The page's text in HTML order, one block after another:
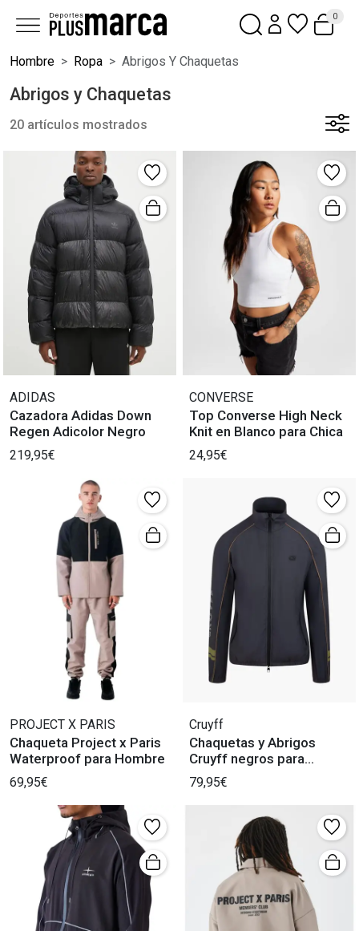
0
Hombre Ropa Abrigos Y Chaquetas
Abrigos y Chaquetas
20 artículos mostrados
ADIDAS
Cazadora Adidas Down
Regen Adicolor Negro
219,95€
CONVERSE
Top Converse High Neck
Knit en Blanco para Chica
24,95€
PROJECT X PARIS
Chaqueta Project x Paris
Waterproof para Hombre
69,95€
Cruyff
Chaquetas y Abrigos
Cruyff negros para
Hombre
79,95€